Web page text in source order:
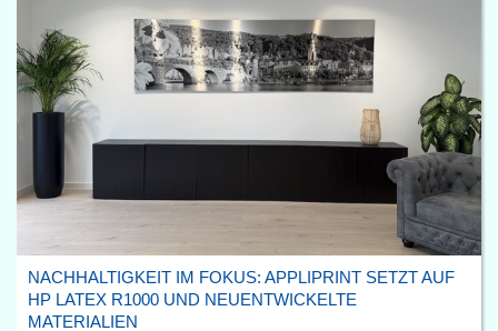
NACHHALTIGKEIT IM FOKUS: APPLIPRINT SETZT AUF
HP LATEX R1000 UND NEUENTWICKELTE
MATERIALIEN